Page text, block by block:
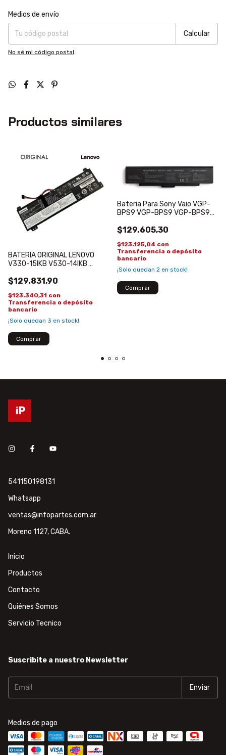
Entregas para el CP:
Medios de envío
Calcular
No sé mi código postal
Productos similares
BATERIA ORIGINAL LENOVO
V330-15IKB V530-14IKB
15IKB V530-15IKB
$129.831,90
$123.340,31 con
Transferencia o depósito
bancario
¡Solo quedan 3 en stock!
Bateria Para Sony Vaio VGP-
BPS9 VGP-BPS9 VGP-BPS9A
$129.605,30
$123.125,04 con
Transferencia o depósito
bancario
¡Solo quedan 2 en stock!
541150198131
Whatsapp
ventas@infopartes.com.ar
Moreno 1127, CABA.
Inicio
Productos
Contacto
Quiénes Somos
Servicio Tecnico
Suscribite a nuestro Newsletter
Medios de pago